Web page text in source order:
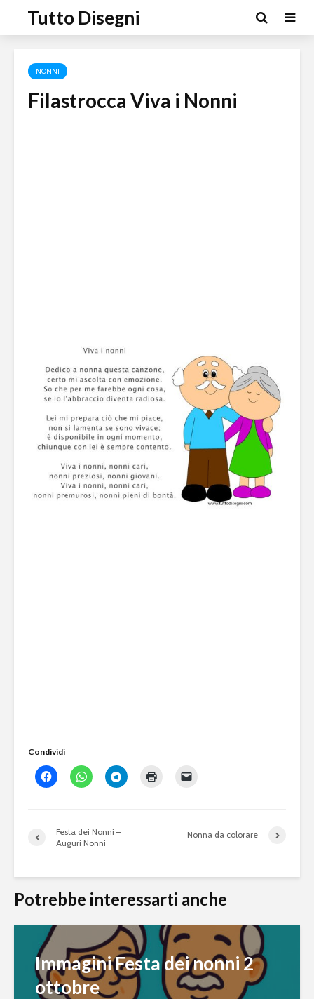
Tutto Disegni
NONNI
Filastrocca Viva i Nonni
Condividi
Festa dei Nonni –
Auguri Nonni
Nonna da colorare
Potrebbe interessarti anche
Immagini Festa dei nonni 2
ottobre